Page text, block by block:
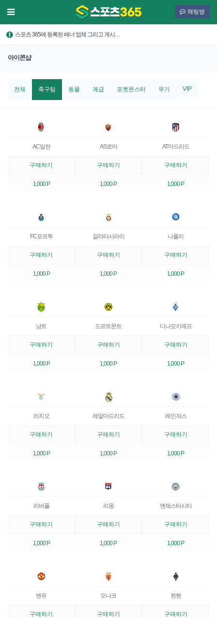
채팅방
스포츠 365에 등록된 배너 업체 그리고 게시…
아이콘샵
전체 축구팀 동물 계급 포켓몬스터 무기 VIP
AC밀란
구매하기
1,000 P
AS로마
구매하기
1,000 P
AT마드리드
구매하기
1,000 P
FC포르투
구매하기
1,000 P
갈라타사라이
구매하기
1,000 P
나폴리
구매하기
1,000 P
낭트
구매하기
1,000 P
도르트문트
구매하기
1,000 P
디나모키예프
구매하기
1,000 P
라치오
구매하기
1,000 P
레알마드리드
구매하기
1,000 P
레인져스
구매하기
1,000 P
리버풀
구매하기
1,000 P
리옹
구매하기
1,000 P
맨체스터시티
구매하기
1,000 P
맨유
구매하기
모나코
구매하기
묀헨
구매하기